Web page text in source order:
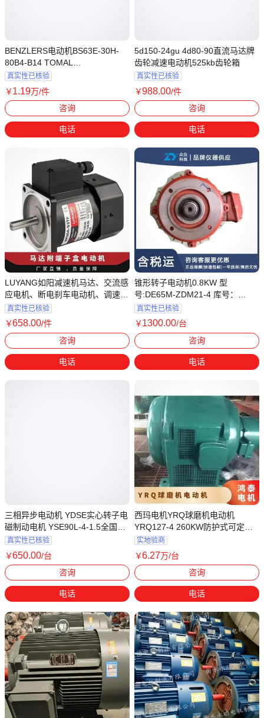
BENZLERS电动机BS63E-30H-
80B4-B14 TOMAL
9920710.010.2012
真实性已核验
￥1.19万/件
江苏南京
咨询
电话
LUYANG如阳减速机马达、交流感
应电机、断电刹车电动机、调速电
机
真实性已核验
￥658.00/件
咨询
电话
三相异步电动机 YDSE实心转子电
磁制动电机 YSE90L-4-1.5全国联
保
真实性已核验
￥650.00/台
湖北荆州
咨询
电话
5d150-24gu 4d80-90直流马达牌
齿轮减速电动机525kb齿轮箱
真实性已核验
￥988.00/件
上海
咨询
电话
锥形转子电动机0.8KW 型
号:DE65M-ZDM21-4 库号：
D205058
真实性已核验
￥1300.00/台
咨询
电话
西玛电机YRQ球磨机电动机
YRQ127-4 260KW防护式可定制
动态响应好
实地验商
￥6.27万/台
陕西西安
咨询
电话